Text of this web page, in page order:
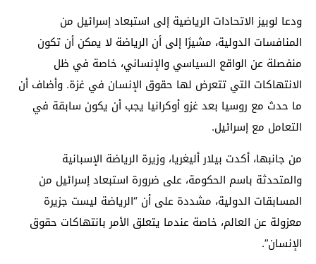
ودعا لوبيز الاتحادات الرياضية إلى استبعاد إسرائيل من
المنافسات الدولية، مشيرًا إلى أن الرياضة لا يمكن أن تكون
منفصلة عن الواقع السياسي والإنساني، خاصة في ظل
الانتهاكات التي تتعرض لها حقوق الإنسان في غزة. وأضاف أن
ما حدث مع روسيا بعد غزو أوكرانيا يجب أن يكون سابقة في
التعامل مع إسرائيل.
من جانبها، أكدت بيلار أليغريا، وزيرة الرياضة الإسبانية
والمتحدثة باسم الحكومة، على ضرورة استبعاد إسرائيل من
المسابقات الدولية، مشددة على أن “الرياضة ليست جزيرة
معزولة عن العالم، خاصة عندما يتعلق الأمر بانتهاكات حقوق
الإنسان”.